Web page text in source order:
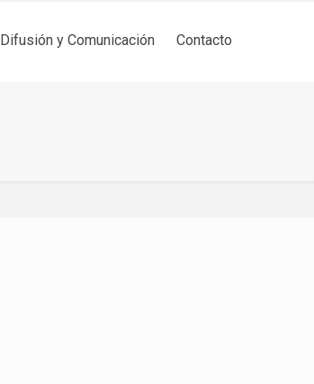
Difusión y Comunicación Contacto